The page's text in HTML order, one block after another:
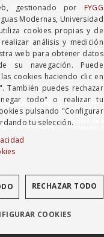
de Granada SLMP
Viejo s/n
215 660
gestionado por FYGG
Modernas, Universidad
cookies propias y de
análisis y medición
web para obtener datos
su navegación. Puede
cookies haciendo clic en
También puedes rechazar
todo" o realizar tu
pulsando "Configurar
tu selección.
RECHAZAR TODO
COOKIES